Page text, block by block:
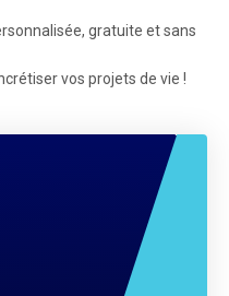
gratuite et sans
vos projets de vie !